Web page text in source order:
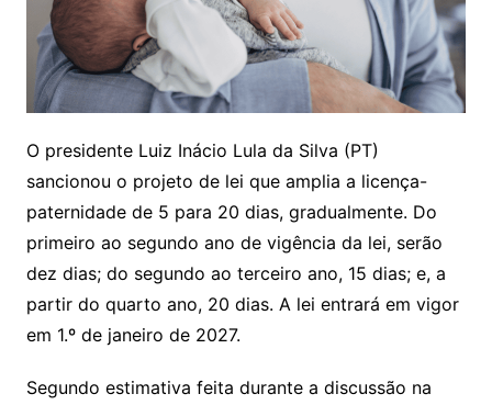
O presidente Luiz Inácio Lula da Silva (PT)
sancionou o projeto de lei que amplia a licença-
paternidade de 5 para 20 dias, gradualmente. Do
primeiro ao segundo ano de vigência da lei, serão
dez dias; do segundo ao terceiro ano, 15 dias; e, a
partir do quarto ano, 20 dias. A lei entrará em vigor
em 1.º de janeiro de 2027.
Segundo estimativa feita durante a discussão na